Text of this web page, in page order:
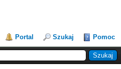
Portal Szukaj Pomoc